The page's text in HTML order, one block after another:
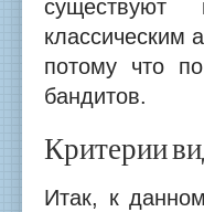
существуют
классическим
потому что
бандитов.
Критерии
Итак, к